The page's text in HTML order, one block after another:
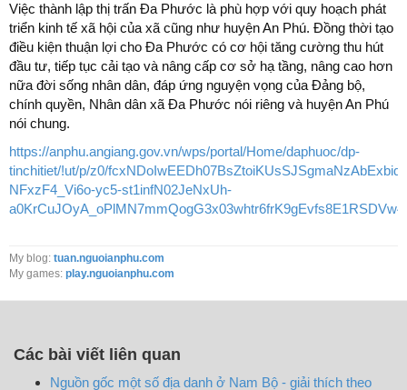
Việc thành lập thị trấn Đa Phước là phù hợp với quy hoạch phát
triển kinh tế xã hội của xã cũng như huyện An Phú. Đồng thời tạo
điều kiện thuận lợi cho Đa Phước có cơ hội tăng cường thu hút
đầu tư, tiếp tục cải tạo và nâng cấp cơ sở hạ tầng, nâng cao hơn
nữa đời sống nhân dân, đáp ứng nguyện vọng của Đảng bộ,
chính quyền, Nhân dân xã Đa Phước nói riêng và huyện An Phú
nói chung.
https://anphu.angiang.gov.vn/wps/portal/Home/daphuoc/dp-
tinchitiet/!ut/p/z0/
NFxzF4_Vi6o-yc5-st1infN02JeNxUh-
My blog: tuan.nguoianphu.com
My games: play.nguoianphu.com
Các bài viết liên quan
Nguồn gốc một số địa danh ở Nam Bộ - giải thích theo